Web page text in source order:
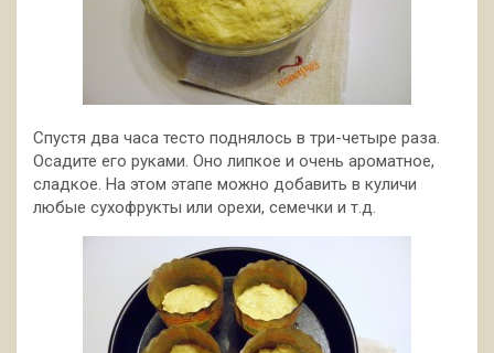
Спустя два часа тесто поднялось в три-четыре раза.
Осадите его руками. Оно липкое и очень ароматное,
сладкое. На этом этапе можно добавить в куличи
любые сухофрукты или орехи, семечки и т.д.